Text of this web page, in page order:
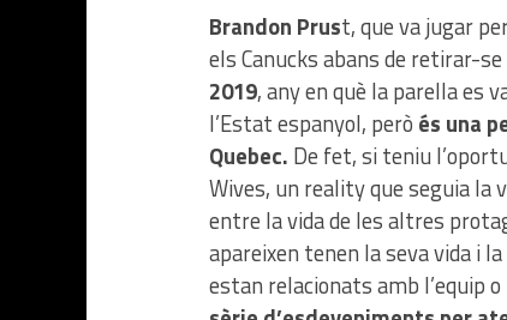
Brandon Prust, que va jugar
els Canucks abans de retirar-
2019, any en què la parella es
l’Estat espanyol, però és una
Quebec. De fet, si teniu
Wives, un reality que seguia la
entre la vida de les altres
apareixen tenen la seva vida i
estan relacionats amb l’equip